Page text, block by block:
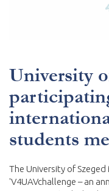
University
students
The University of
'V4UAVchallenge – an